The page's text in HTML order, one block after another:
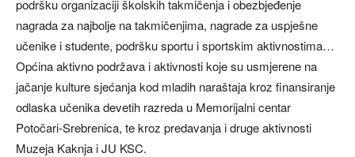
podršku organizaciji školskih takmičenja i obezbjeđenje
nagrada za najbolje na takmičenjima, nagrade za uspješne
učenike i studente, podršku sportu i sportskim aktivnostima…
Općina aktivno podržava i aktivnosti koje su usmjerene na
jačanje kulture sjećanja kod mladih naraštaja kroz finansiranje
odlaska učenika devetih razreda u Memorijalni centar
Potočari-Srebrenica, te kroz predavanja i druge aktivnosti
Muzeja Kaknja i JU KSC.